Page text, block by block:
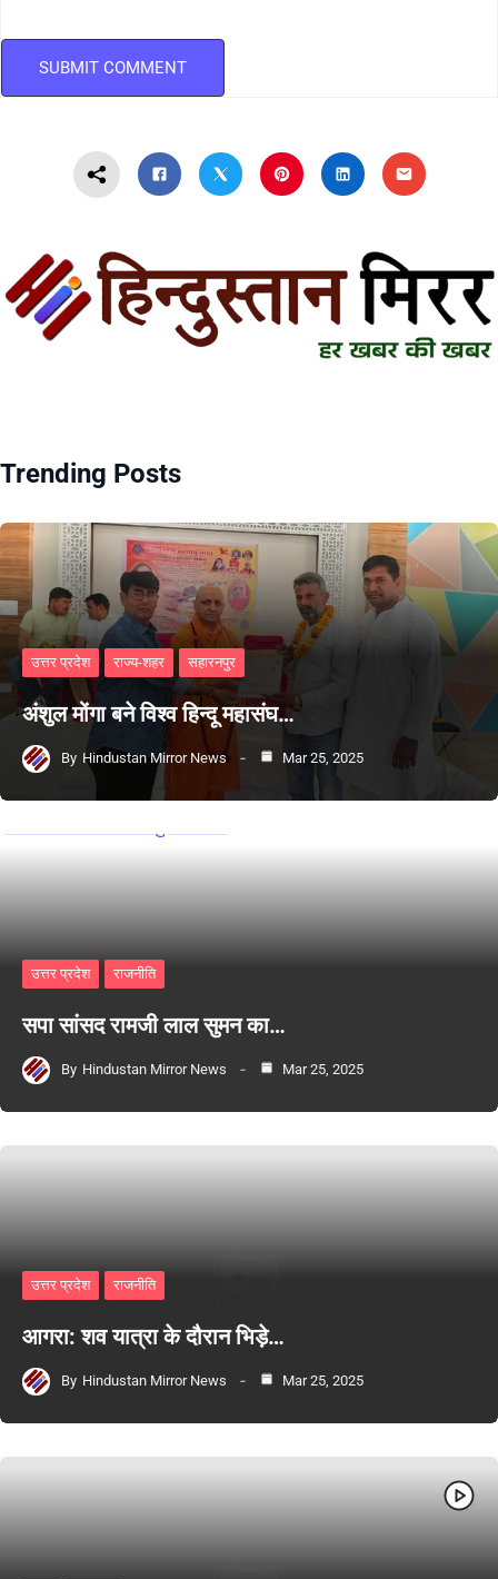
Trending Posts
उत्तर प्रदेश राज्य-शहर सहारनपुर
अंशुल मोंगा बने विश्व हिन्दू महासंघ…
By Hindustan Mirror News Mar 25, 2025
उत्तर प्रदेश राजनीति
सपा सांसद रामजी लाल सुमन का…
By Hindustan Mirror News Mar 25, 2025
उत्तर प्रदेश राजनीति
आगरा: शव यात्रा के दौरान भिड़े…
By Hindustan Mirror News Mar 25, 2025